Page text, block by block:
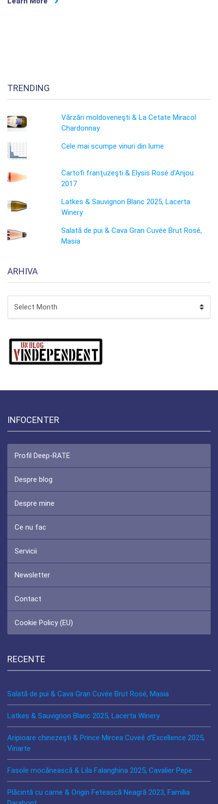
TRENDING
Vărzări moldoveneşti & La Cetate Miracol
Chardonnay
Cele mai scumpe vinuri din lume
Cartofi franţuzeşti & Elysis Rosé d'Anjou
2017
Latkes & Sauvignon Blanc 2025, Lacerta
Winery
Salată de pui & Cava Gran Cuvée Brut Rosé,
Masia
ARHIVA
INFOCENTER
Profil Deep-RATE
Despre blog
Despre mine
Ce nu fac
Servicii
Newsletter
Contact
Cookie Policy (EU)
RECENTE
Salată de pui & Cava Gran Cuvée Brut Rosé, Masia
Latkes & Sauvignon Blanc 2025, Lacerta Winery
Aripioare chinezeşti & Prince Mircea Cuveé d’Excellence 2025,
Vinarte
Fasole mocănească & Lila Falanghina 2025, Cavalier Pepe
Plăcintă cu carne & Origin Fetească Neagră 2023, Familia